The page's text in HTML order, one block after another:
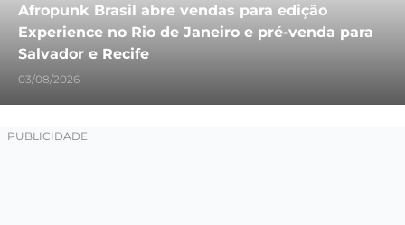
Afropunk Brasil abre vendas para edição
Experience no Rio de Janeiro e pré-venda para
Salvador e Recife
03/08/2026